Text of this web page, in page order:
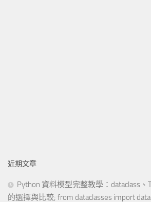
近期文章
Python 資料模型完整教學：dataclass、
的選擇與比較; from dataclasses import